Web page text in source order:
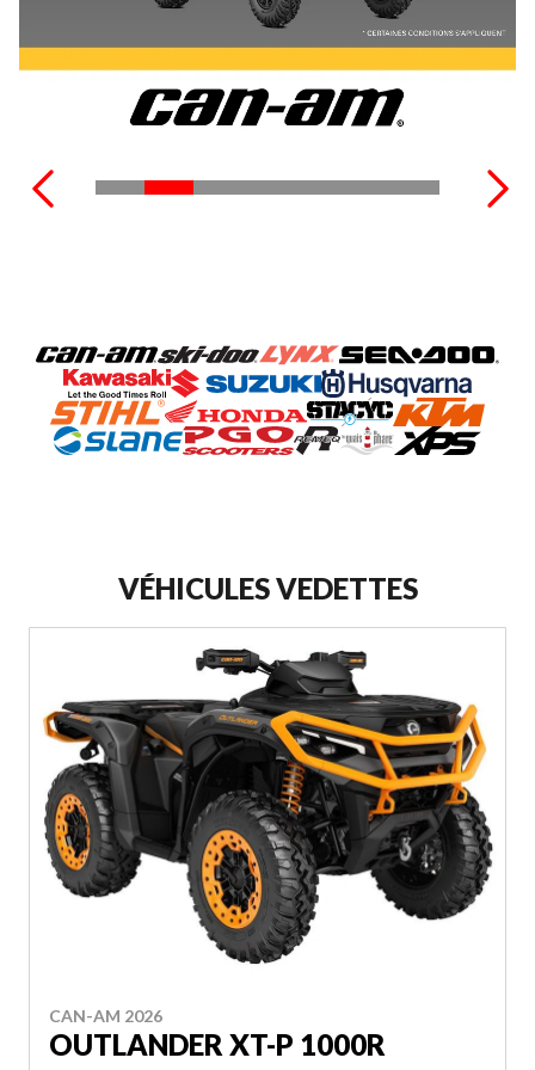
VOIR TOUTES LES MOTOMARINES
VOIR TOUT L'ÉQUIPEMENT
VÉHICULES VEDETTES
CAN-AM 2026
OUTLANDER XT-P 1000R